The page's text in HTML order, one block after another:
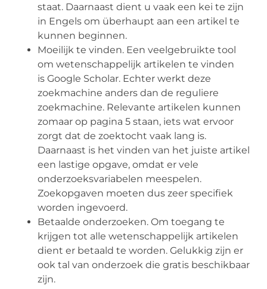
staat. Daarnaast dient u vaak een kei te zijn
in Engels om überhaupt aan een artikel te
kunnen beginnen.
Moeilijk te vinden. Een veelgebruikte tool
om wetenschappelijk artikelen te vinden
is Google Scholar. Echter werkt deze
zoekmachine anders dan de reguliere
zoekmachine. Relevante artikelen kunnen
zomaar op pagina 5 staan, iets wat ervoor
zorgt dat de zoektocht vaak lang is.
Daarnaast is het vinden van het juiste artikel
een lastige opgave, omdat er vele
onderzoeksvariabelen meespelen.
Zoekopgaven moeten dus zeer specifiek
worden ingevoerd.
Betaalde onderzoeken. Om toegang te
krijgen tot alle wetenschappelijk artikelen
dient er betaald te worden. Gelukkig zijn er
ook tal van onderzoek die gratis beschikbaar
zijn.